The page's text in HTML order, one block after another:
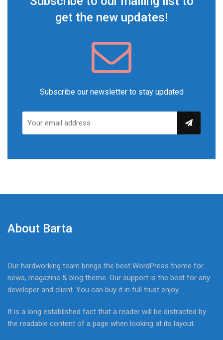
get the new updates!
Subscribe our newsletter to stay updated
About Barta
Our hardworking team brings the best WordPress theme for
news, magazine & blog theme. Our support is the best for any
developer and client. You can buy it in full trust enjoy.
It is a long established fact that a reader will be distracted by
the readable content of a page when looking at its layout.